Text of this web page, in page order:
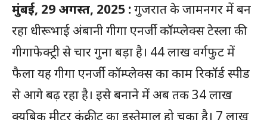
मुंबई, 29 अगस्त, 2025 :गुजरात के जामनगर में बन
रहा धीरूभाई अंबानी गीगा एनर्जी कॉम्प्लेक्स टेस्ला की
गीगाफेक्ट्री से चार गुना बड़ा है। 44 लाख वर्गफुट में
फैला यह गीगा एनर्जी कॉम्प्लेक्स का काम रिकॉर्ड स्पीड
से आगे बढ़ रहा है। इसे बनाने में अब तक 34 लाख
क्यूबिक मीटर कंक्रीट का इस्तेमाल हो चुका है। 7 लाख